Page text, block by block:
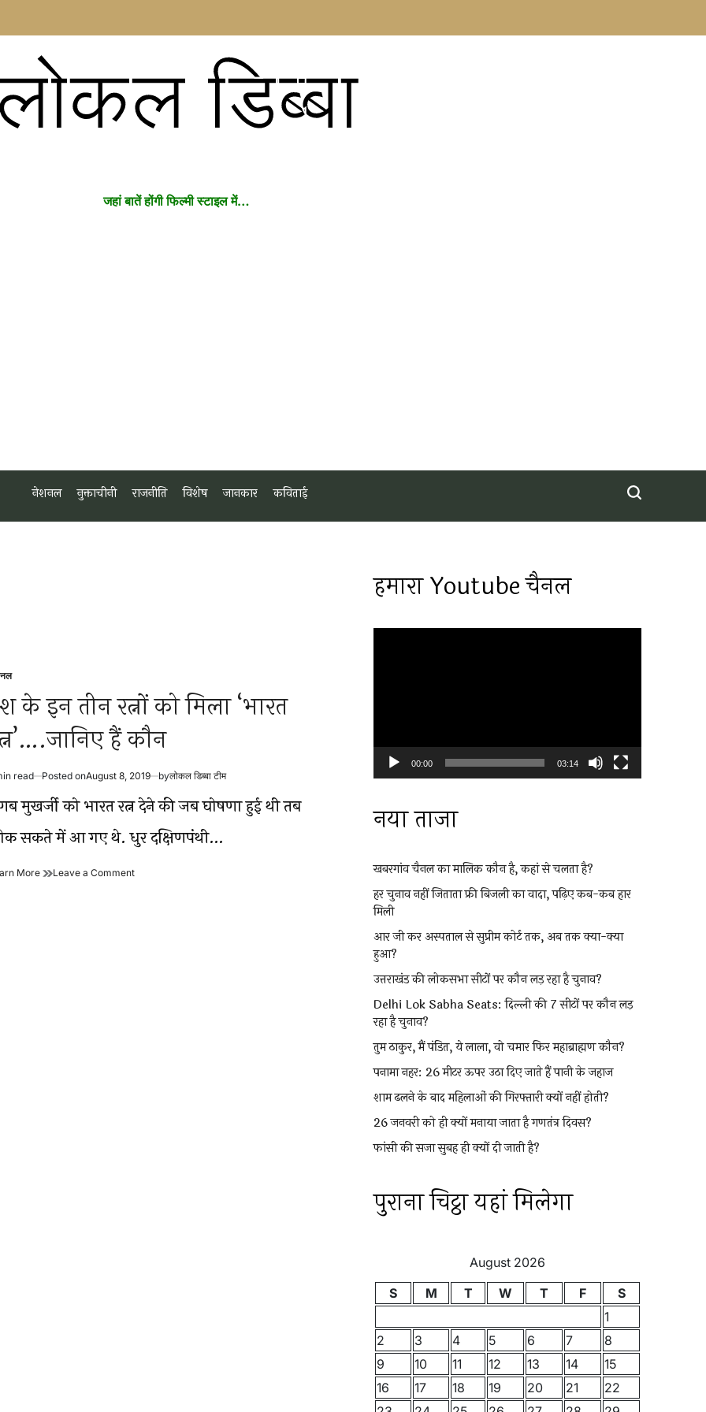
डिब्बा
जहां बातें होंगी फिल्मी स्टाइल में…
नेशनल नुक्ताचीनी राजनीति विशेष जानकार कविताई
के इन तीन रत्नों को मिला ‘भारत
हैं कौन
read Posted onAugust 8, 2019 byलोकल डिब्बा टीम
मुखर्जी को भारत रत्न देने की जब घोषणा हुई थी तब
सकते में आ गए थे. धुर दक्षिणपंथी…
More देशLeave a Commenton
हमारा Youtube चैनल
00:00 03:14
नया ताजा
खबरगांव चैनल का मालिक कौन है, कहां से चलता है?
हर चुनाव नहीं जिताता फ्री बिजली का वादा, पढ़िए कब-कब हार
मिली
आर जी कर अस्पताल से सुप्रीम कोर्ट तक, अब तक क्या-क्या
हुआ?
उत्तराखंड की लोकसभा सीटों पर कौन लड़ रहा है चुनाव?
Delhi Lok Sabha Seats: दिल्ली की 7 सीटों पर कौन लड़
रहा है चुनाव?
तुम ठाकुर, मैं पंडित, ये लाला, वो चमार फिर महाब्राह्मण कौन?
पनामा नहर: 26 मीटर ऊपर उठा दिए जाते हैं पानी के जहाज
शाम ढलने के बाद महिलाओं की गिरफ्तारी क्यों नहीं होती?
26 जनवरी को ही क्यों मनाया जाता है गणतंत्र दिवस?
फांसी की सजा सुबह ही क्यों दी जाती है?
पुराना चिट्ठा यहां मिलेगा
August 2026
S
M T W T F
S
1
2
3 4 5 6 7
8
9
10 11 12 13 14
15
16
17 18 19 20 21
22